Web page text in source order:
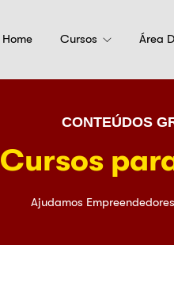
Home Cursos Área
CONTEÚDOS
Cursos
Ajudamos